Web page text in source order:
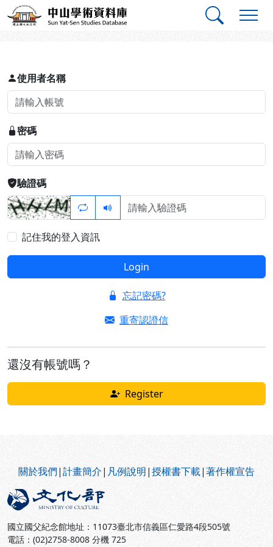
跳到主要內容
中山學術資料庫
登入
使用者名稱
密碼
驗證碼
記住我的登入資訊
Login
忘記密碼?
重寄認證信
還沒有帳號嗎？
Register
關於我們|計畫簡介| 凡例說明|授權書下載|著作權宣告
國立國父紀念館地址：11073臺北市信義區仁愛路4段505號
電話：(02)2758-8008 分機 725